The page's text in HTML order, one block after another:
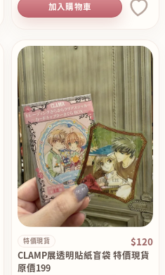
加入購物車
特價現貨 $120
CLAMP展透明貼紙盲袋 特價現貨
原價199